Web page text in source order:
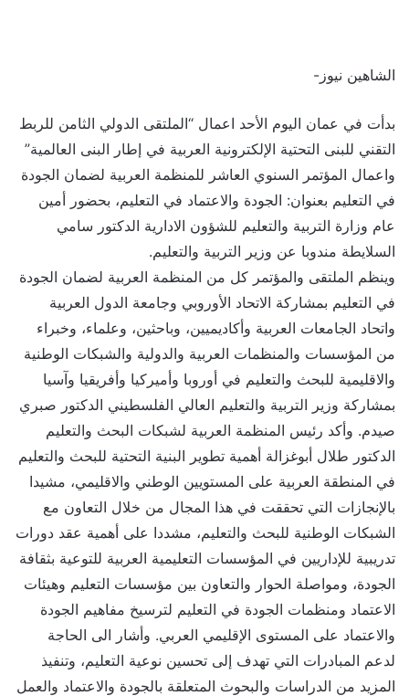
الشاهين نيوز-
بدأت في عمان اليوم الأحد اعمال “الملتقى الدولي الثامن للربط
التقني للبنى التحتية الإلكترونية العربية في إطار البنى العالمية”
واعمال المؤتمر السنوي العاشر للمنظمة العربية لضمان الجودة
في التعليم بعنوان: الجودة والاعتماد في التعليم، بحضور أمين
عام وزارة التربية والتعليم للشؤون الادارية الدكتور سامي
السلايطة مندوبا عن وزير التربية والتعليم.
وينظم الملتقى والمؤتمر كل من المنظمة العربية لضمان الجودة
في التعليم بمشاركة الاتحاد الأوروبي وجامعة الدول العربية
واتحاد الجامعات العربية وأكاديميين، وباحثين، وعلماء، وخبراء
من المؤسسات والمنظمات العربية والدولية والشبكات الوطنية
والاقليمية للبحث والتعليم في أوروبا وأميركيا وأفريقيا وآسيا
بمشاركة وزير التربية والتعليم العالي الفلسطيني الدكتور صبري
صيدم. وأكد رئيس المنظمة العربية لشبكات البحث والتعليم
الدكتور طلال أبوغزالة أهمية تطوير البنية التحتية للبحث والتعليم
في المنطقة العربية على المستويين الوطني والاقليمي، مشيدا
بالإنجازات التي تحققت في هذا المجال من خلال التعاون مع
الشبكات الوطنية للبحث والتعليم، مشددا على أهمية عقد دورات
تدريبية للإداريين في المؤسسات التعليمية العربية للتوعية بثقافة
الجودة، ومواصلة الحوار والتعاون بين مؤسسات التعليم وهيئات
الاعتماد ومنظمات الجودة في التعليم لترسيخ مفاهيم الجودة
والاعتماد على المستوى الإقليمي العربي. وأشار الى الحاجة
لدعم المبادرات التي تهدف إلى تحسين نوعية التعليم، وتنفيذ
المزيد من الدراسات والبحوث المتعلقة بالجودة والاعتماد والعمل